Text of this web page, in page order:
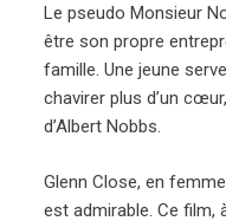
Le pseudo Monsieur
être son propre
famille. Une jeune
chavirer plus d’un
d’Albert Nobbs.
Glenn Close, en
est admirable. Ce film,